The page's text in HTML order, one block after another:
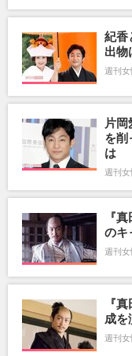
紀香
出物
週刊女
片
を削
は
週刊
『
のキ
週刊
『
成を
週刊